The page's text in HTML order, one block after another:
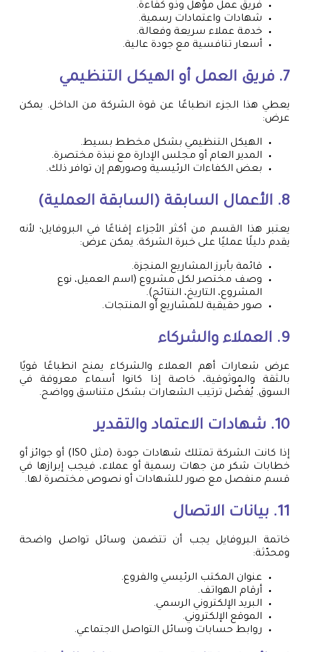
فريق عمل مؤهل وذو كفاءة.
شهادات واعتمادات رسمية.
خدمة عملاء سريعة وفعالة.
أسعار تنافسية مع جودة عالية.
7. فريق العمل أو الهيكل التنظيمي
يعطي هذا الجزء انطباعًا عن قوة الشركة من الداخل. يمكن
عرض:
الهيكل التنظيمي بشكل مخطط بسيط.
المدير العام أو مجلس الإدارة مع نبذة مختصرة.
بعض الكفاءات الرئيسية وصورهم إن توافر ذلك.
8. الأعمال السابقة (السابقة العملية)
يعتبر هذا القسم من أكثر الأجزاء إقناعًا في البروفايل؛ لأنه
يقدم دليلًا عمليًا على خبرة الشركة. يمكن عرض:
قائمة بأبرز المشاريع المنجزة.
وصف مختصر لكل مشروع (اسم العميل، نوع
المشروع، التاريخ، النتائج).
صور حقيقية للمشاريع أو المنتجات.
9. العملاء والشركاء
عرض شعارات أهم العملاء والشركاء يمنح انطباعًا قويًا
بالثقة والموثوقية، خاصة إذا كانوا أسماء معروفة في
السوق. يُفضّل ترتيب الشعارات بشكل متناسق وواضح.
10. شهادات الاعتماد والتقدير
إذا كانت الشركة تمتلك شهادات جودة (مثل ISO) أو جوائز أو
خطابات شكر من جهات رسمية أو عملاء، فيجب إبرازها في
قسم منفصل مع صور للشهادات أو نصوص مختصرة لها.
11. بيانات الاتصال
خاتمة البروفايل يجب أن تتضمن وسائل تواصل واضحة
ومحدّثة:
عنوان المكتب الرئيسي والفروع.
أرقام الهواتف.
البريد الإلكتروني الرسمي.
الموقع الإلكتروني.
روابط حسابات وسائل التواصل الاجتماعي.